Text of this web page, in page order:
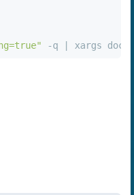
-q | xargs